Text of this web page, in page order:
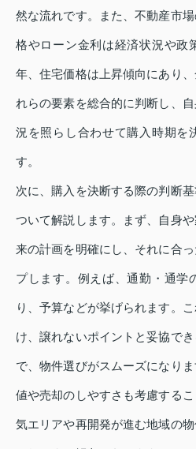
然な流れです。また、不動産市
格やローン金利は経済状況や政
年、住宅価格は上昇傾向にあり
れらの要素を総合的に判断し、
況を照らし合わせて購入時期を
す。
次に、購入を決断する際の判断
ついて解説します。まず、自身
来の計画を明確にし、それに合
プします。例えば、通勤・通学
り、予算などが挙げられます。
け、譲れないポイントと妥協で
で、物件選びがスムーズになり
値や売却のしやすさも考慮する
気エリアや再開発が進む地域の